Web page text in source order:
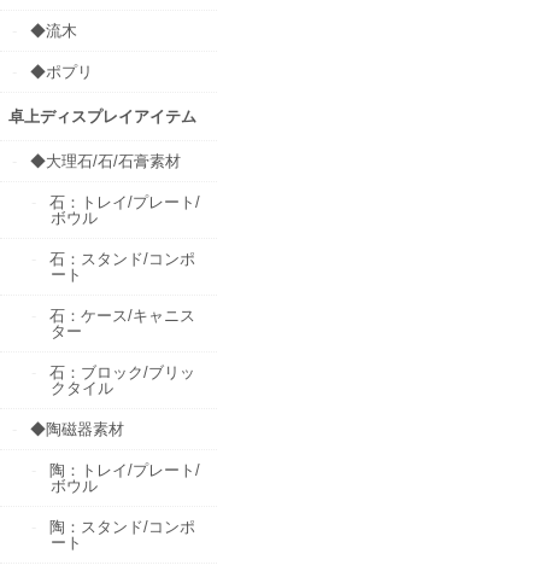
◆流木
◆ポプリ
卓上ディスプレイアイテム
◆大理石/石/石膏素材
石：トレイ/プレート/
ボウル
石：スタンド/コンポ
ート
石：ケース/キャニス
ター
石：ブロック/ブリッ
クタイル
◆陶磁器素材
陶：トレイ/プレート/
ボウル
陶：スタンド/コンポ
ート